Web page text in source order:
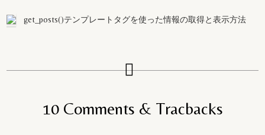
get_posts()テンプレートタグを使った情報の取得と表示方法
10 Comments & Tracbacks